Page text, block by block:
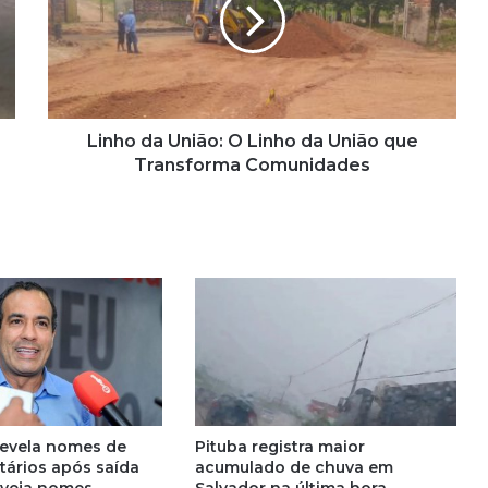
o
d
a
U
n
i
n
h
o
d
a
ã
Linho da União: O Linho da União que
Transforma Comunidades
nomes de
após saída
Pituba registra maior
acumulado de chuva em